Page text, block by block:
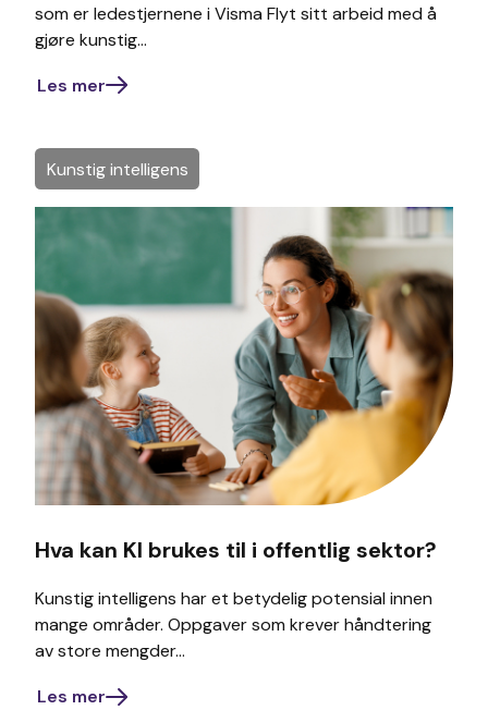
Kunstig intelligens
som er ledestjernene i Visma Flyt sitt arbeid med å
gjøre kunstig...
Les mer
Hva kan KI brukes til i offentlig sektor?
Kunstig intelligens har et betydelig potensial innen
mange områder. Oppgaver som krever håndtering
av store mengder...
Les mer